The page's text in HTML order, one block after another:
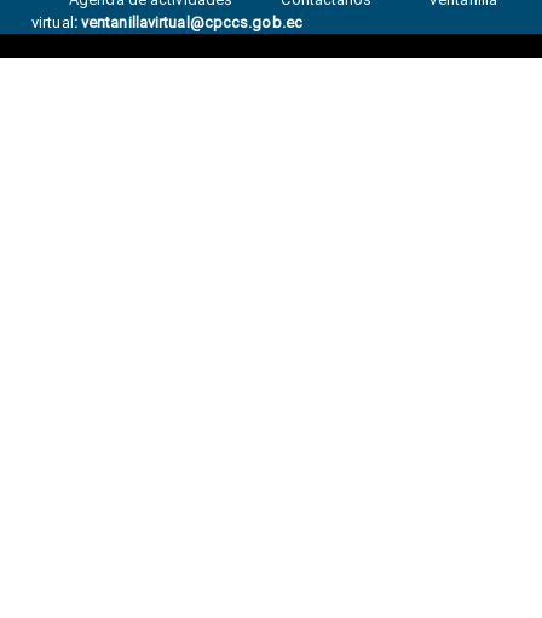
virtual : ventanillavirtual@cpccs.gob.ec